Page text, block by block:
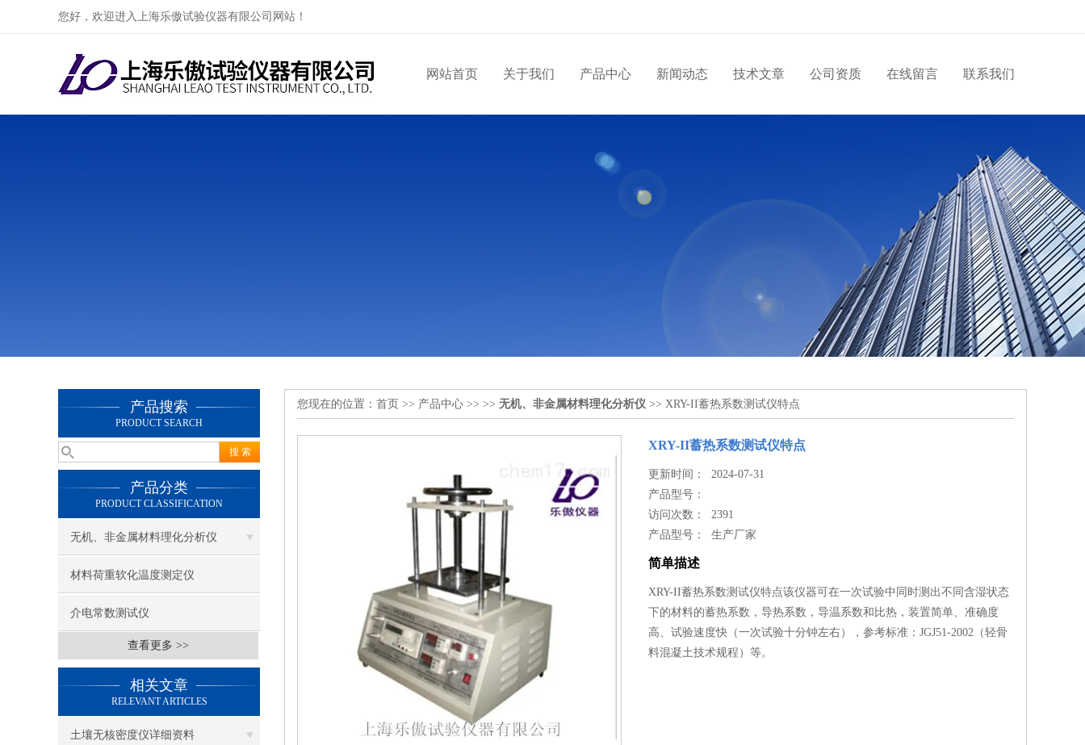
您好，欢迎进入上海乐傲试验仪器有限公司网站！
网站首页 关于我们 产品中心 新闻动态 技术文章 公司资质 在线留言 联系我们
产品搜索
PRODUCT SEARCH
产品分类
PRODUCT CLASSIFICATION
无机、非金属材料理化分析仪
材料荷重软化温度测定仪
介电常数测试仪
查看更多 >>
相关文章
RELEVANT ARTICLES
土壤无核密度仪详细资料
您现在的位置： 首页 >> 产品中心 >> >> 无机、非金属材料理化分析仪 >> XRY-II蓄热系数测试仪特点
XRY-II蓄热系数测试仪特点
更新时间： 2024-07-31
产品型号：
访问次数： 2391
产品型号： 生产厂家
简单描述
XRY-II蓄热系数测试仪特点该仪器可在一次试验中同时测出不同含湿状态
下的材料的蓄热系数，导热系数，导温系数和比热，装置简单、准确度
高、试验速度快（一次试验十分钟左右），参考标准：JGJ51-2002（轻骨
料混凝土技术规程）等。